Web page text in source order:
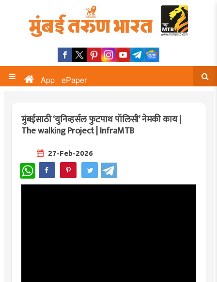
App ePaper
मुंबईसाठी ‘युनिव्हर्सल फुटपाथ पॉलिसी’ नेमकी काय |
The walking Project | InfraMTB
27-Feb-2026
WhatsApp